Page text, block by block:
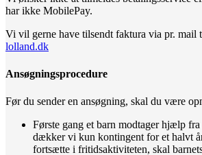
har ikke MobilePay.
Vi vil gerne have tilsendt faktura via pr. mail
lolland.dk
Ansøgningsprocedure
Før du sender en ansøgning, skal du være
Første gang et barn modtager hjælp
dækker vi kun kontingent for et halvt
fortsætte i fritidsaktiviteten, skal